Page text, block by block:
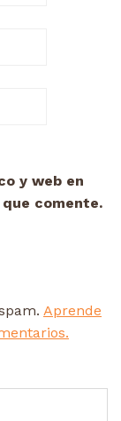
y web en
comente.
Aprende